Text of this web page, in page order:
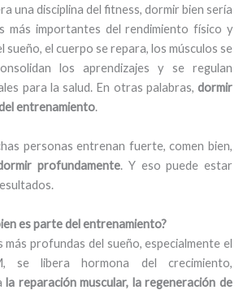
una disciplina del fitness, dormir bien sería
más importantes del rendimiento físico y
sueño, el cuerpo se repara, los músculos se
los aprendizajes y se regulan
para la salud. En otras palabras, dormir
entrenamiento.
personas entrenan fuerte, comen bien,
profundamente. Y eso puede estar
es parte del entrenamiento?
profundas del sueño, especialmente el
se libera hormona del crecimiento,
la reparación muscular, la regeneración de